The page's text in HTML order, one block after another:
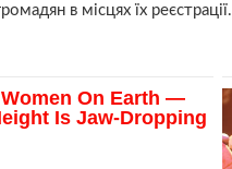
в місцях їх реєстрації.